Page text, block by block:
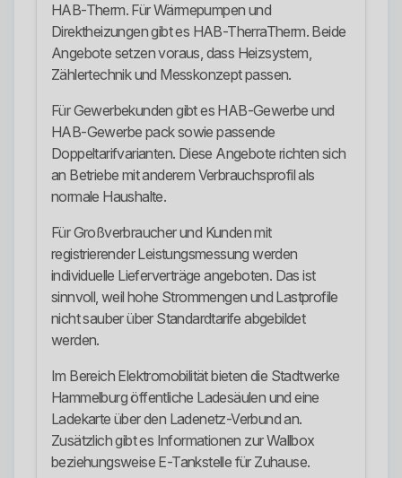
HAB-Therm. Für Wärmepumpen und
Direktheizungen gibt es HAB-TherraTherm. Beide
Angebote setzen voraus, dass Heizsystem,
Zählertechnik und Messkonzept passen.
Für Gewerbekunden gibt es HAB-Gewerbe und
HAB-Gewerbe pack sowie passende
Doppeltarifvarianten. Diese Angebote richten sich
an Betriebe mit anderem Verbrauchsprofil als
normale Haushalte.
Für Großverbraucher und Kunden mit
registrierender Leistungsmessung werden
individuelle Lieferverträge angeboten. Das ist
sinnvoll, weil hohe Strommengen und Lastprofile
nicht sauber über Standardtarife abgebildet
werden.
Im Bereich Elektromobilität bieten die Stadtwerke
Hammelburg öffentliche Ladesäulen und eine
Ladekarte über den Ladenetz-Verbund an.
Zusätzlich gibt es Informationen zur Wallbox
beziehungsweise E-Tankstelle für Zuhause.